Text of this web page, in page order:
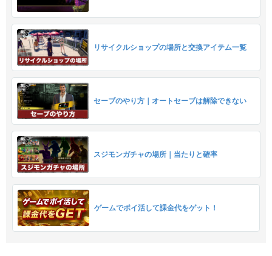
リサイクルショップの場所と交換アイテム一覧
セーブのやり方｜オートセーブは解除できない
スジモンガチャの場所｜当たりと確率
ゲームでポイ活して課金代をゲット！